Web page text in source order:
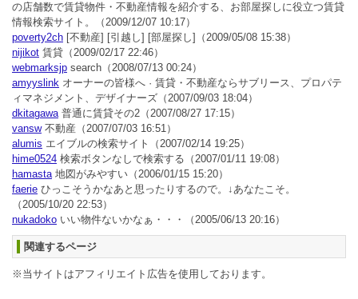
の店舗数で賃貸物件・不動産情報を紹介する、お部屋探しに役立つ賃貸
情報検索サイト。
（2009/12/07 10:17）
poverty2ch [不動産] [引越し] [部屋探し]
（2009/05/08 15:38）
nijikot 賃貸 （2009/02/17 22:46）
webmarksjp search （2008/07/13 00:24）
amyyslink オーナーの皆様へ · 賃貸・不動産ならサブリース、プロパテ
ィマネジメント、デザイナーズ （2007/09/03 18:04）
dkitagawa普通に賃貸その2 （2007/08/27 17:15）
vansw不動産 （2007/07/03 16:51）
alumis エイブルの検索サイト
（2007/02/14 19:25）
hime0524 検索ボタンなしで検索する （2007/01/11 19:08）
hamasta地図がみやすい （2006/01/15 15:20）
faerie ひっこそうかなあと思ったりするので。↓あなたこそ。
（2005/10/20 22:53）
nukadoko いい物件ないかなぁ・・・ （2005/06/13 20:16）
関連するページ
※当サイトはアフィリエイト広告を使用しております。